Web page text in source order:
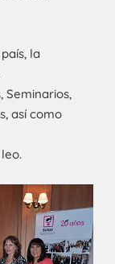
la
Seminarios,
así como